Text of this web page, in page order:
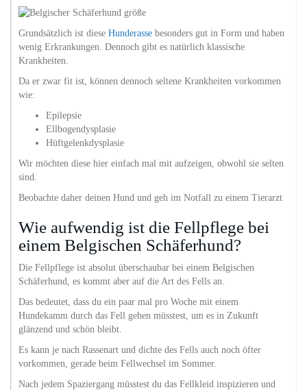
Grundsätzlich ist diese Hunderasse besonders gut in Form und haben
wenig Erkrankungen. Dennoch gibt es natürlich klassische
Krankheiten.
Da er zwar fit ist, können dennoch seltene Krankheiten vorkommen
wie:
Epilepsie
Ellbogendysplasie
Hüftgelenkdysplasie
Wir möchten diese hier einfach mal mit aufzeigen, obwohl sie selten
sind.
Beobachte daher deinen Hund und geh im Notfall zu einem Tierarzt
Wie aufwendig ist die Fellpflege bei
einem Belgischen Schäferhund?
Die Fellpflege ist absolut überschaubar bei einem Belgischen
Schäferhund, es kommt aber auf die Art des Fells an.
Das bedeutet, dass du ein paar mal pro Woche mit einem
Hundekamm durch das Fell gehen müsstest, um es in Zukunft
glänzend und schön bleibt.
Es kann je nach Rassenart und dichte des Fells auch noch öfter
vorkommen, gerade beim Fellwechsel im Sommer.
Nach jedem Spaziergang müsstest du das Fellkleid inspizieren und